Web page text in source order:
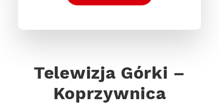
Telewizja Górki –
Koprzywnica